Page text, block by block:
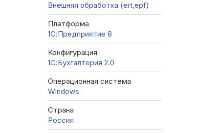
Внешняя обработка (ert,epf)
Платформа
1С:Предприятие 8
Конфигурация
1С:Бухгалтерия 2.0
Операционная система
Windows
Страна
Россия